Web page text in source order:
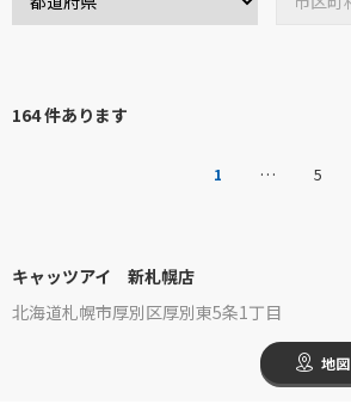
164 件あります
1 … 5
キャッツアイ 新札幌店
北海道札幌市厚別区厚別東5条1丁目
地図